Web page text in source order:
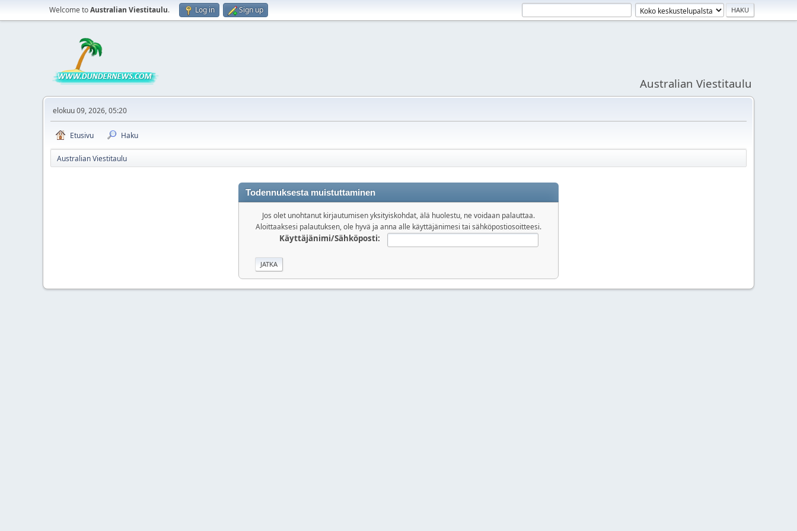
Welcome toAustralian Viestitaulu. Log in Sign up
Australian Viestitaulu
elokuu 09, 2026, 05:20
Etusivu Haku
Australian Viestitaulu
Todennuksesta muistuttaminen
Jos olet unohtanut kirjautumisen yksityiskohdat, älä huolestu, ne voidaan palauttaa.
Aloittaaksesi palautuksen, ole hyvä ja anna alle käyttäjänimesi tai sähköpostiosoitteesi.
Käyttäjänimi/Sähköposti: